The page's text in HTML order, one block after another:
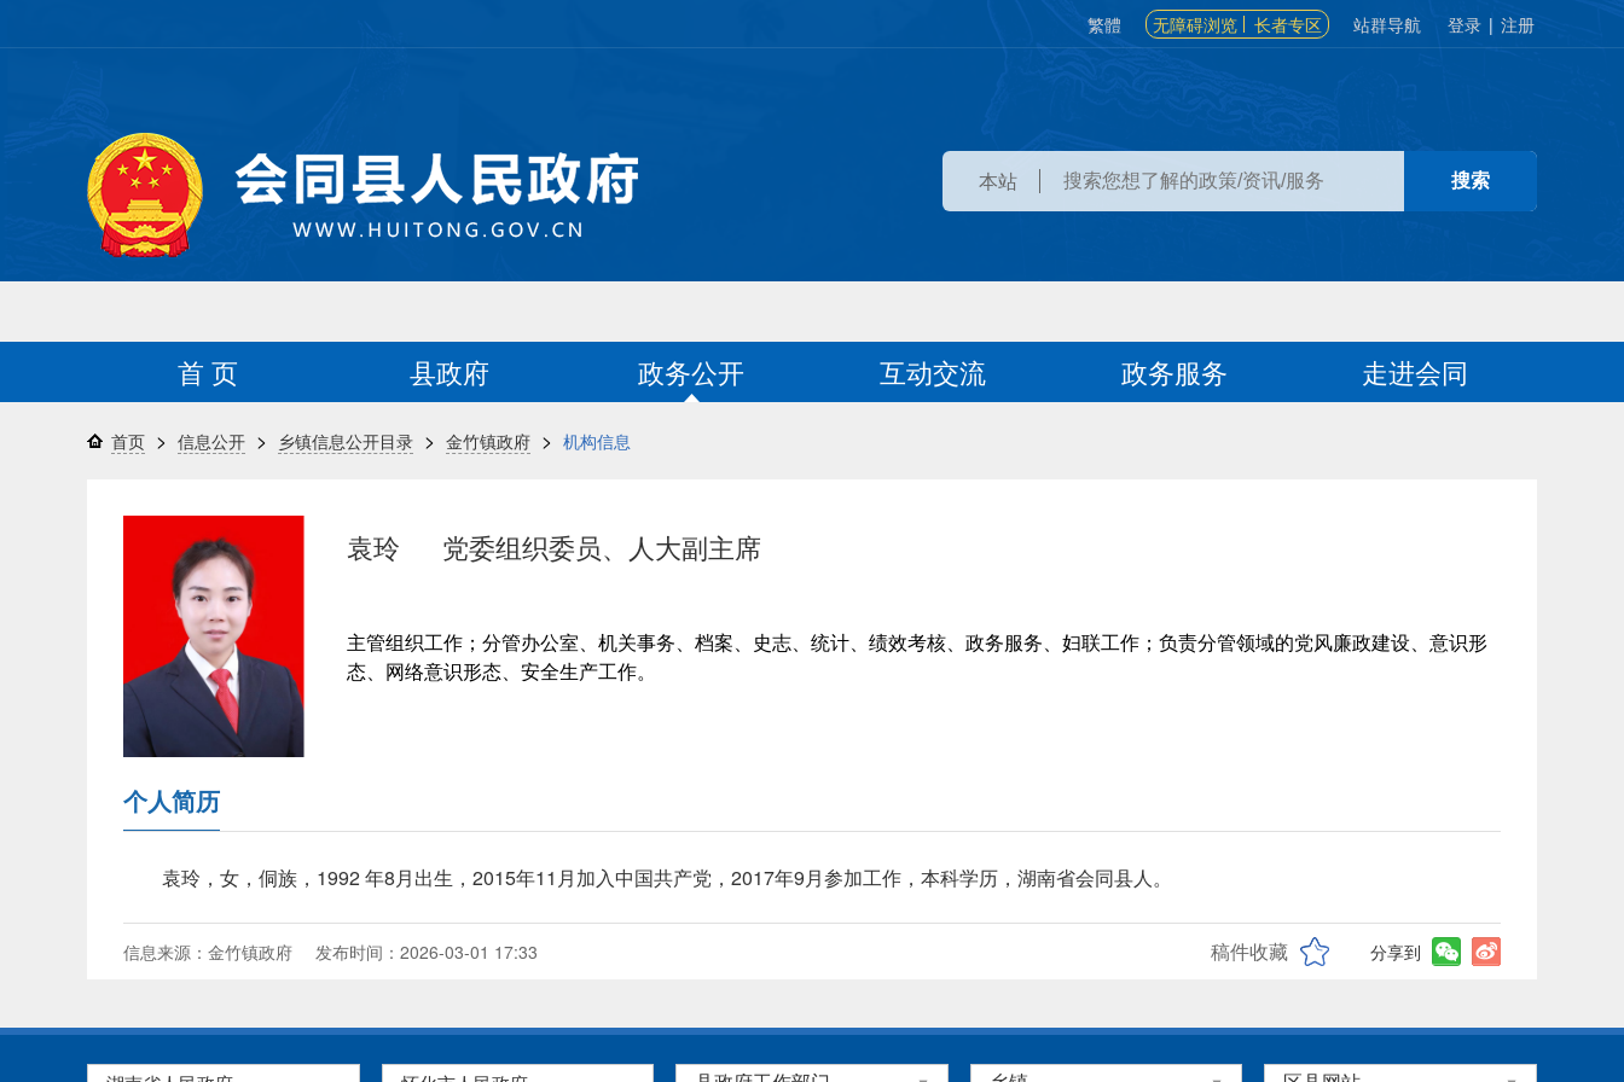
繁體 无障碍浏览 长者专区 站群导航 登录 | 注册
本站
首 页 县政府 政务公开 互动交流 政务服务 走进会同
首页 > 信息公开 > 乡镇信息公开目录 > 金竹镇政府 > 机构信息
袁玲 党委组织委员、人大副主席
主管组织工作；分管办公室、机关事务、档案、史志、统计、绩效考核、政务服务、妇联工作；负责分管领域的党风廉政建设、意识形
态、网络意识形态、安全生产工作。
个人简历
袁玲，女，侗族，1992 年8月出生，2015年11月加入中国共产党，2017年9月参加工作，本科学历，湖南省会同县人。
信息来源：金竹镇政府 发布时间：2026-03-01 17:33 稿件收藏 分享到